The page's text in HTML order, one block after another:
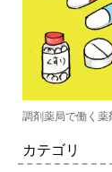
調剤薬局で働く
カテゴリ